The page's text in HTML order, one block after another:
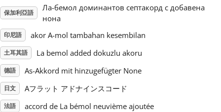
Türkçe
保加利亞語
Ла-бемол доминантов септакорд с добавена
нона
印尼語 akor A-mol tambahan kesembilan
土耳其語 La bemol added dokuzlu akoru
德語 As-Akkord mit hinzugefügter None
日文 Aフラット アドナインスコード
法語 accord de La bémol neuvième ajoutée